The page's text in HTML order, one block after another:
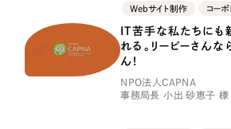
（624件）
コーポレート・企業サイト （
ブランドサイト・サービスサイ
求人・採用サイト （61件）
Webサイト制作 コーポ
IT苦手な私たちにも
れる。リーピーさん
ん！
NPO法人CAPNA
事務局長 小出 砂恵子 様